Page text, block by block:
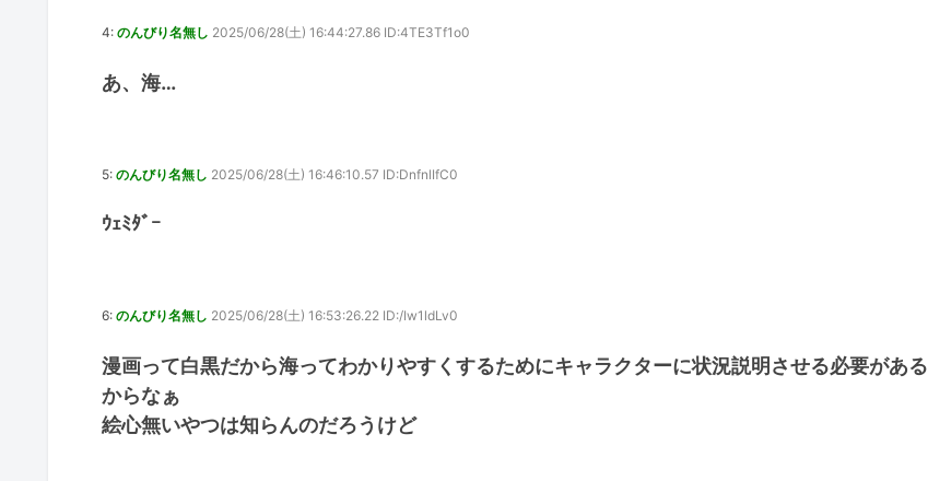
4: のんびり名無し 2025/06/28(土) 16:44:27.86 ID:4TE3Tf1o0
あ、海…
5: のんびり名無し 2025/06/28(土) 16:46:10.57 ID:DnfnlIfC0
ｳｪﾐﾀﾞｰ
6: のんびり名無し 2025/06/28(土) 16:53:26.22 ID:/Iw1ldLv0
漫画って白黒だから海ってわかりやすくするためにキャラクターに状況説明させる必要がある
からなぁ
絵心無いやつは知らんのだろうけど